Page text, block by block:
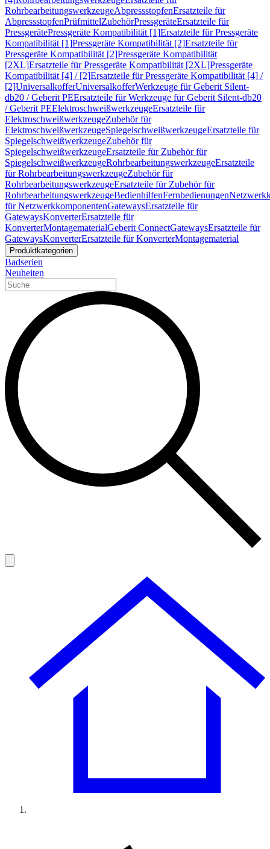
RohrbearbeitungswerkzeugeAbpressstopfenErsatzteile für
AbpressstopfenPrüfmittelZubehörPressgeräteErsatzteile für
PressgerätePressgeräte Kompatibilität [1]Ersatzteile für Pressgeräte
Kompatibilität [1]Pressgeräte Kompatibilität [2]Ersatzteile für
Pressgeräte Kompatibilität [2]Pressgeräte Kompatibilität
[2XL]Ersatzteile für Pressgeräte Kompatibilität [2XL]Pressgeräte
Kompatibilität [4] / [2]Ersatzteile für Pressgeräte Kompatibilität [4] /
[2]UniversalkofferUniversalkofferWerkzeuge für Geberit Silent-
db20 / Geberit PEErsatzteile für Werkzeuge für Geberit Silent-db20
/ Geberit PEElektroschweißwerkzeugeErsatzteile für
ElektroschweißwerkzeugeZubehör für
ElektroschweißwerkzeugeSpiegelschweißwerkzeugeErsatzteile für
SpiegelschweißwerkzeugeZubehör für
SpiegelschweißwerkzeugeErsatzteile für Zubehör für
SpiegelschweißwerkzeugeRohrbearbeitungswerkzeugeErsatzteile
für RohrbearbeitungswerkzeugeZubehör für
RohrbearbeitungswerkzeugeErsatzteile für Zubehör für
RohrbearbeitungswerkzeugeBedienhilfenFernbedienungen
für NetzwerkkomponentenGatewaysErsatzteile für
GatewaysKonverterErsatzteile für
KonverterMontagematerialGeberit ConnectGatewaysErsatzteile für
GatewaysKonverterErsatzteile für KonverterMontagematerial
Produktkategorien
Badserien
Neuheiten